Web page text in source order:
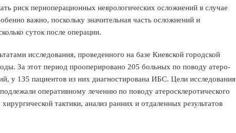
риск периоперационных неврологических осложнений в случае
важно, поскольку значительная часть осложнений и
суток после операции.
исследования, проведенного на базе Киевской городской
За этот период прооперировано 205 больных по поводу атеро-
у 135 пациентов из них диагностирована ИБС. Цели исследования
оперативному лечению по поводу атеросклеротического
тактики, анализ ранних и отдаленных результатов